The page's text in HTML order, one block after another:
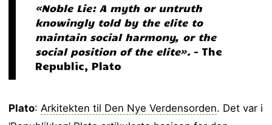
«Noble Lie: A myth or untruth
knowingly told by the elite to
maintain social harmony, or the
social position of the elite».– The
Republic, Plato
Plato: Arkitekten til Den Nye Verdensorden. Det var i